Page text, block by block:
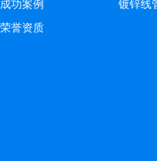
成功案例
荣誉资质
镀锌线